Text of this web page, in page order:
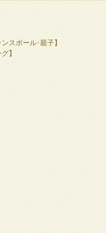
スボール･親子】
グ】